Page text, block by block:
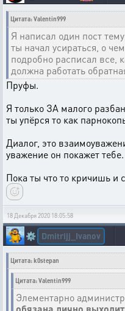
Цитата: Valentin999
Я написал один пост
ты начал усираться, о
подробно расписал все,
должна работать
Пруфы.
Я только ЗА малого
ты упёрся то как
Диалог, это
уважение он покажет тебе.
Пока ты что то кричишь и
18 Декабря 2020 18:05:58
⚙️ Dmitrijj_Ivanov
Цитата: k0stepan
Цитата: Valentin999
Элементарно